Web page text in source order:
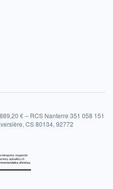
€ – RCS Nanterre 351 058 151
CS 80134, 92772